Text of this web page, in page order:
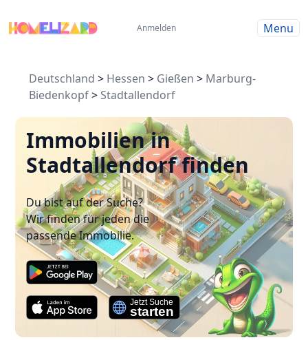
Anmelden Menu
Deutschland > Hessen > Gießen > Marburg-
Biedenkopf> Stadtallendorf
Immobilien in
Stadtallendorf finden
Du bist auf der Suche?
Wir finden für jeden die
passende Immobilie.